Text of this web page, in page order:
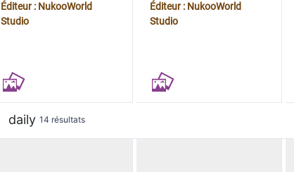
Éditeur : NukooWorld
Studio
Éditeur : NukooWorld
Studio
daily 14 résultats